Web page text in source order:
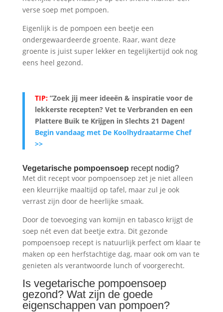
verse soep met pompoen.
Eigenlijk is de pompoen een beetje een
ondergewaardeerde groente. Raar, want deze
groente is juist super lekker en tegelijkertijd ook nog
eens heel gezond.
TIP:”Zoek jij meer ideeën & inspiratie voor de
lekkerste recepten? Vet te Verbranden en een
Plattere Buik te Krijgen in Slechts 21 Dagen!
Begin vandaag met De Koolhydraatarme Chef
>>
Vegetarische pompoensoep recept nodig?
Met dit recept voor pompoensoep zet je niet alleen
een kleurrijke maaltijd op tafel, maar zul je ook
verrast zijn door de heerlijke smaak.
Door de toevoeging van komijn en tabasco krijgt de
soep nét even dat beetje extra. Dit gezonde
pompoensoep recept is natuurlijk perfect om klaar te
maken op een herfstachtige dag, maar ook om van te
genieten als verantwoorde lunch of voorgerecht.
Is vegetarische pompoensoep
gezond? Wat zijn de goede
eigenschappen van pompoen?